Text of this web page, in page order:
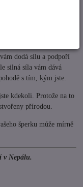
posuvným uzlem.
dodá sílu a podpoří
silná síla vám dává
s tím, kým jste.
kdekoli. Protože na to
přírodou.
šperku může mírně
v Nepálu.